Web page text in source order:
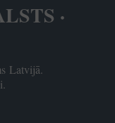
·
Latvijā.